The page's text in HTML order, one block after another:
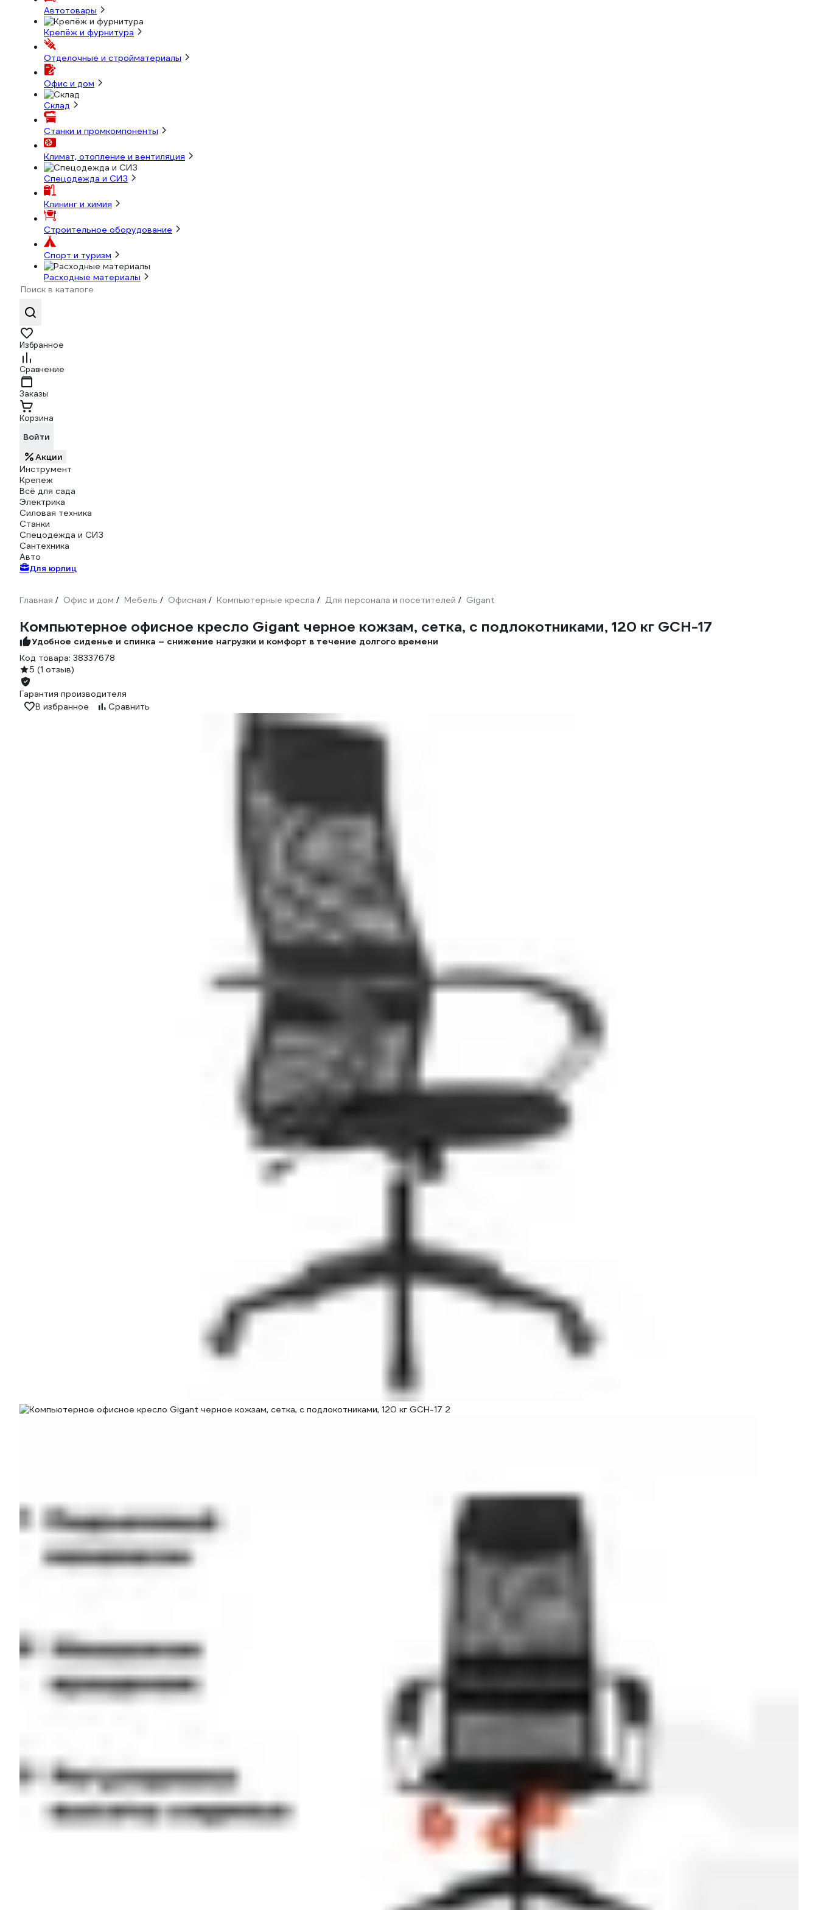
Автотовары
Крепёж и фурнитура
Отделочные и стройматериалы
Офис и дом
Склад
Станки и промкомпоненты
Климат, отопление и вентиляция
Спецодежда и СИЗ
Клининг и химия
Строительное оборудование
Спорт и туризм
Расходные материалы
Избранное
Сравнение
Заказы
Корзина
Войти
Акции
Инструмент
Крепеж
Всё для сада
Электрика
Силовая техника
Станки
Спецодежда и СИЗ
Сантехника
Авто
Для юрлиц
Главная / Офис и дом / Мебель / Офисная / Компьютерные кресла / Для персонала и посетителей / Gigant
Компьютерное офисное кресло Gigant черное кожзам, сетка, с подлокотниками, 120 кг GCH-17
Удобное сиденье и спинка – снижение нагрузки и комфорт в течение долгого времени
Код товара: 38337678
5 (1 отзыв)
Гарантия производителя
В избранное
Сравнить